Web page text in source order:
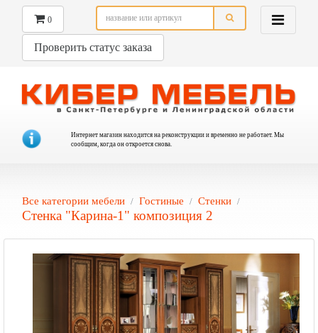
0
Проверить статус заказа
Интернет магазин находится на реконструкции и временно не работает. Мы
сообщим, когда он откроется снова.
Все категории мебели Гостиные Стенки
Стенка "Карина-1" композиция 2